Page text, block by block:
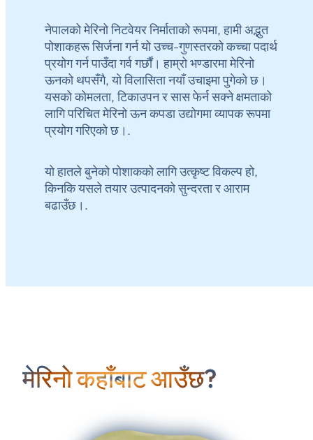
नेपालको मेरिनो निटवेयर निर्माताको रूपमा, हामी अद्भुत
पोशाकहरू सिर्जना गर्न यो उच्च-गुणस्तरको कच्चा पदार्थ
प्रयोग गर्न पाउँदा गर्व गर्छौं। हाम्रो भण्डारमा मेरिनो
ऊनको थपसँगै, यो विलासिता नयाँ उचाइमा पुगेको छ।
यसको कोमलता, टिकाउपन र सास फेर्न सक्ने क्षमताको
लागि परिचित मेरिनो ऊन कपडा उद्योगमा व्यापक रूपमा
प्रयोग गरिएको छ।.
यो हातले बुनेको पोशाकको लागि उत्कृष्ट विकल्प हो,
किनकि यसले तयार उत्पादनको सुन्दरता र आराम
बढाउँछ।.
मेरिनो कहाँबाट आउँछ?